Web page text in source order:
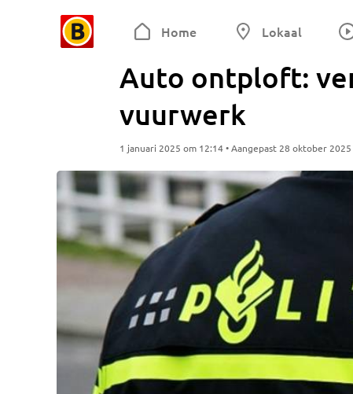
Home Lokaal
Auto ontploft:
vuurwerk
1 januari 2025 om 12:14 • Aangepast 28 oktober